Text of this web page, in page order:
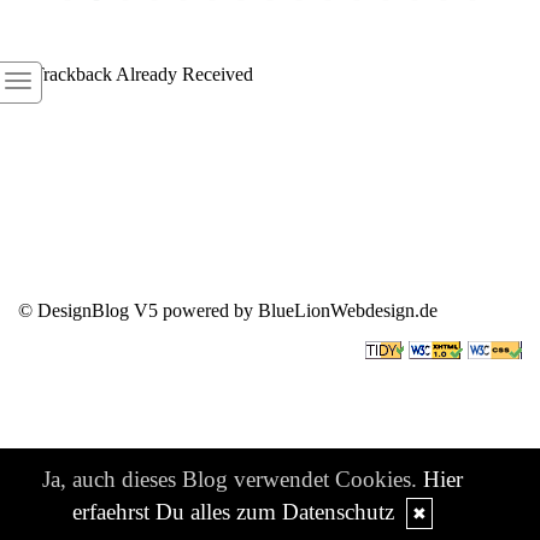
1 Trackback Already Received
© DesignBlog V5 powered by BlueLionWebdesign.de
Ja, auch dieses Blog verwendet Cookies. Hier
erfaehrst Du alles zum Datenschutz
✖